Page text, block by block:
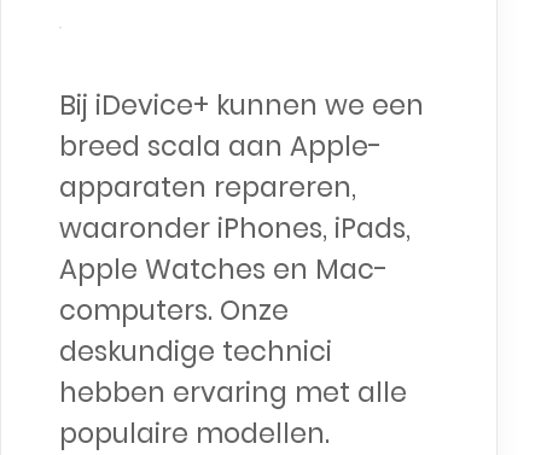
Bij iDevice+ kunnen we een
breed scala aan Apple-
apparaten repareren,
waaronder iPhones, iPads,
Apple Watches en Mac-
computers. Onze
deskundige technici
hebben ervaring met alle
populaire modellen.